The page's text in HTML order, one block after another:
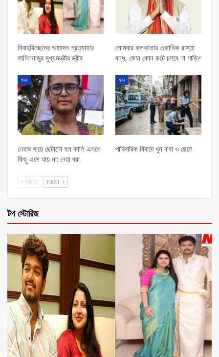
বিবাহবিচ্ছেদের আবেদন প্রত্যাহার
তামিলনাড়ুর মুখ্যমন্ত্রীর স্ত্রীর
সোমবার কলকাতার একাধিক রাস্তা
বন্ধ, কোন কোন রুটে চলবে না গাড়ি?
খবর
নেহার গায়ে ছেটানো হল কালি এসবে
কিছু এসে যায় না: নেহা বরা
খবর
পারিবারিক বিবাদে খুন বাবা ও ছেলে
PREV NEXT
টপ স্টোরিজ